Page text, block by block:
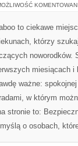
to ciekawe
którzy
noworodków.
miesiącach
ważne:
w którym
stronie to:
myślą o osobach,